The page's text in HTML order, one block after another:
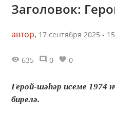
Заголовок:
автор, 17 сентября 2025 -
635 0 0
Герой-шәһәр исеме 1974
бирелә.